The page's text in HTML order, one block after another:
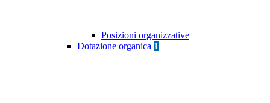
Posizioni organizzative
Dotazione organica 1